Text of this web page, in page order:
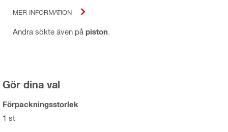
MER INFORMATION
Andra sökte även på piston
Gör dina val
Förpackningsstorlek
1 st